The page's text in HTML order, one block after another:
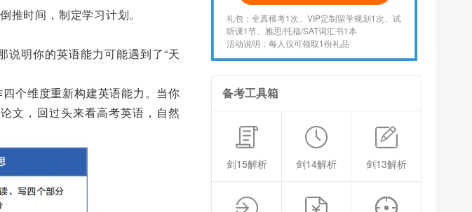
推时间，制定学习计划。
明你的英语能力可能遇到了“天
个维度重新构建英语能力。当你
文，回过头来看高考英语，自然
礼包：全真模考1次、VIP定制留学规划1次、试
听课1节、雅思/托福/SAT词汇书1本
活动说明：每人仅可领取1份礼品
备考工具箱
剑15解析 剑14解析 剑13解析